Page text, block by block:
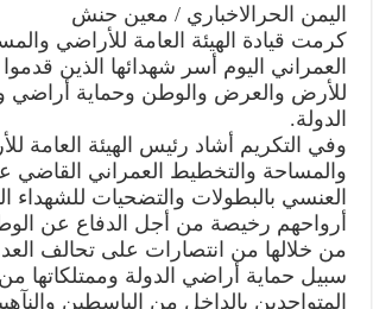
الشهيد
الصماد:
قيادة
الهيئة
العامة
للأراضي
شهدائها
منتسبي
الهيئة
المدافعين
عن
الوطن
وأراضي
الدولت
مغلقة
اليمن الحرالاخباري / معين حنش
كرمت قيادة الهيئة العامة للأراضي
العمراني اليوم أسر شهدائها الذين
للأرض والعرض والوطن وحماية أراضي
الدولة.
وفي التكريم أشاد رئيس الهيئة العامة
والمساحة والتخطيط العمراني القاضي
العنسي بالبطولات والتضحيات للشهداء
أرواحهم رخيصة من أجل الدفاع عن
من خلالها من انتصارات على تحالف
سبيل حماية أراضي الدولة وممتلكاتها
المتواجدين بالداخل من الباسطين